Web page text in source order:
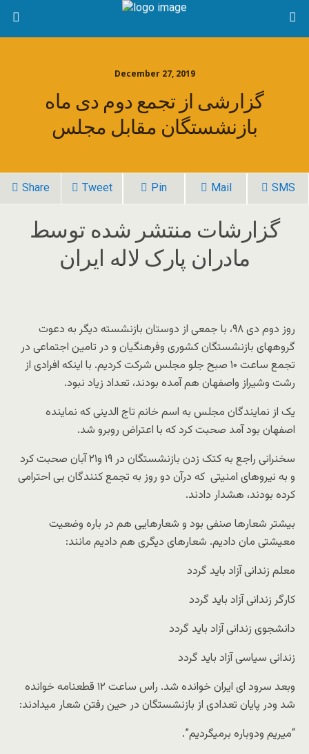
December 27, 2019
گزارشی از تجمع دوم دی ماه
بازنشستگان مقابل مجلس
Share Tweet Pin Mail SMS
گزارشات منتشر شده توسط
مادران پارک لاله ایران
روز دوم دی ۹۸، با جمعی از دوستان بازنشسته دیگر به دعوت
گروههای بازنشستگان کشوری وفرهنگیان و در تامین اجتماعی در
تجمع ساعت ۱۰ صبح جلو مجلس شرکت کردیم. با اینکه افرادی از
رشت وشیراز واصفهان هم آمده بودند، تعداد زیاد نبود.
یک از نمایندگان مجلس به اسم خانم تاج الدینی که نماینده
اصفهان بود آمد صحبت کرد که با اعتراض روبرو شد.
سخنرانی راجع به کتک زدن بازنشستگان در ۱۹ و۲۱ آبان صحبت کرد
و به نیروهای امنیتی که درآن دو روز به تجمع کنندگان بی احترامی
کرده بودند، هشدار دادند.
بیشتر شعارها صنفی بود و شعارهایی هم در باره وضعیت
معیشتی مان دادیم. شعارهای دیگری هم دادیم مانند:
معلم زندانی آزاد باید گردد
کارگر زندانی آزاد باید گردد
دانشجوی زندانی آزاد باید گردد
زندانی سیاسی آزاد باید گردد
وبعد سرود ای ایران خوانده شد. راس ساعت ۱۲ قطعنامه خوانده
شد ودر پایان تعدادی از بازنشستگان در حین رفتن شعار میدادند:
“میریم ودوباره برمیگردیم”.